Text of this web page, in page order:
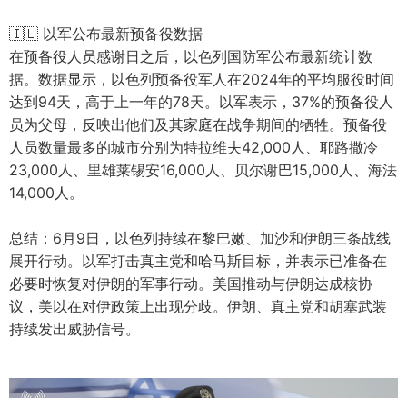
🇮🇱 以军公布最新预备役数据
在预备役人员感谢日之后，以色列国防军公布最新统计数
据。数据显示，以色列预备役军人在2024年的平均服役时间
达到94天，高于上一年的78天。以军表示，37%的预备役人
员为父母，反映出他们及其家庭在战争期间的牺牲。预备役
人员数量最多的城市分别为特拉维夫42,000人、耶路撒冷
23,000人、里雄莱锡安16,000人、贝尔谢巴15,000人、海法
14,000人。
总结：6月9日，以色列持续在黎巴嫩、加沙和伊朗三条战线
展开行动。以军打击真主党和哈马斯目标，并表示已准备在
必要时恢复对伊朗的军事行动。美国推动与伊朗达成核协
议，美以在对伊政策上出现分歧。伊朗、真主党和胡塞武装
持续发出威胁信号。